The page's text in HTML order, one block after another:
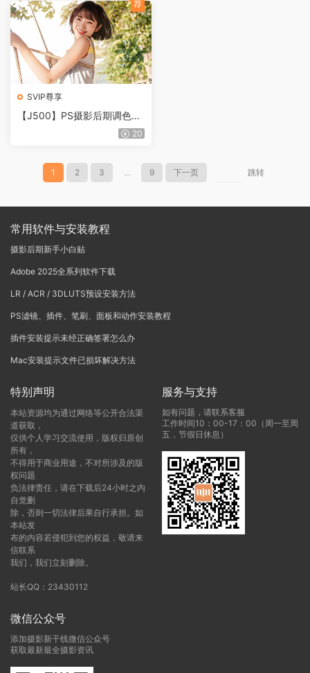
SVIP尊享
【J500】PS摄影后期调色精
20
荐
1 2 3 ... 9 下一页 跳转
常用软件与安装教程
摄影后期新手小白贴
Adobe 2025全系列软件下载
LR / ACR / 3DLUTS预设安装方法
PS滤镜、插件、笔刷、面板和动作安装教程
插件安装提示未经正确签署怎么办
Mac安装提示文件已损坏解决方法
特别声明
本站资源均为通过网络等公开合法渠
道获取，
仅供个人学习交流使用，版权归原创
所有，
不得用于商业用途，不对所涉及的版
权问题
负法律责任，请在下载后24小时之内
自觉删
除，否则一切法律后果自行承担。如
本站发
布的内容若侵犯到您的权益，敬请来
信联系
我们，我们立刻删除。
站长QQ：23430112
服务与支持
如有问题，请联系客服
工作时间10：00-17：00（周一至周
五，节假日休息）
微信公众号
添加摄影新干线微信公众号
获取最新最全摄影资讯